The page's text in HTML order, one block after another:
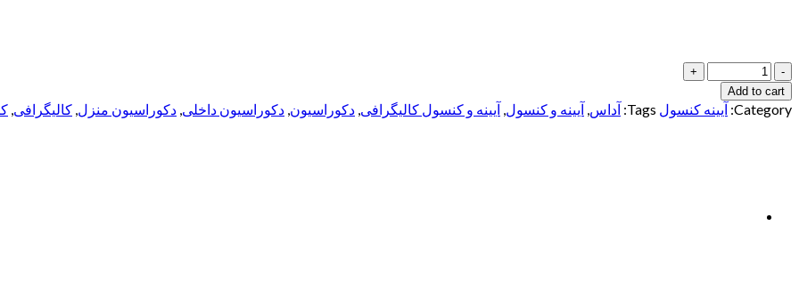
Quantity
Add to cart
Category: آیینه کنسول Tags: آداس, آیینه و کنسول, آیینه و کنسول کالیگرافی, دکوراسیون, دکوراسیون داخلی, دکوراسیون منزل, کالیگرافی,